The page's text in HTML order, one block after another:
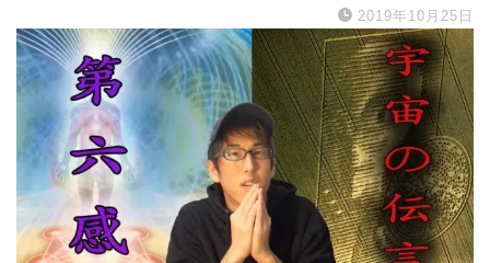
2019年10月25日